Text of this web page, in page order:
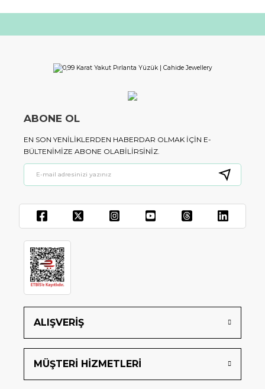
ALIŞVERİŞ
MÜŞTERİ HİZMETLERİ
ABONE OL
EN SON YENILIKLERDEN HABERDAR OLMAK IÇIN E-
BÜLTENIMIZE ABONE OLABILIRSINIZ.